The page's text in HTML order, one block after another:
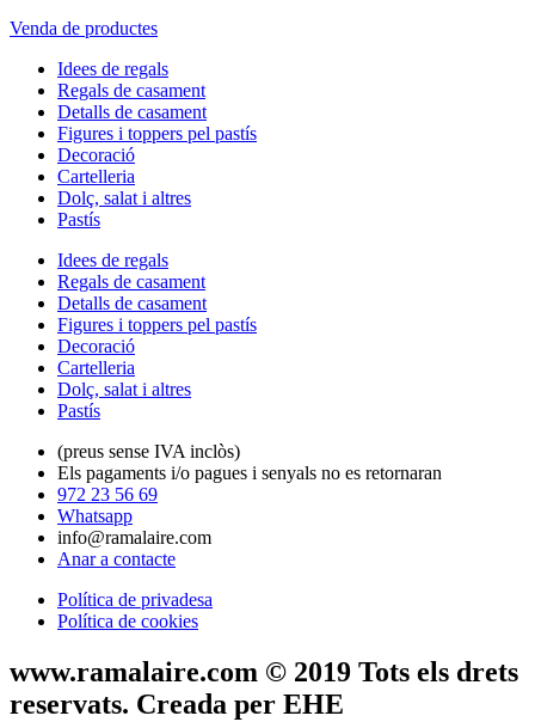
Venda de productes
Idees de regals
Regals de casament
Detalls de casament
Figures i toppers pel pastís
Decoració
Cartelleria
Dolç, salat i altres
Pastís
Idees de regals
Regals de casament
Detalls de casament
Figures i toppers pel pastís
Decoració
Cartelleria
Dolç, salat i altres
Pastís
(preus sense IVA inclòs)
Els pagaments i/o pagues i senyals no es retornaran
972 23 56 69
Whatsapp
info@ramalaire.com
Anar a contacte
Política de privadesa
Política de cookies
www.ramalaire.com © 2019 Tots els drets
reservats. Creada per EHE